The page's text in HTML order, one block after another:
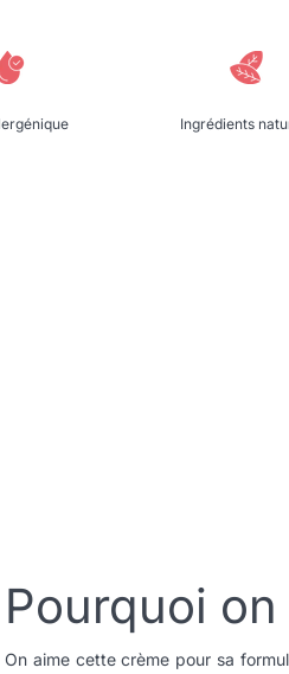
Ingrédients
Pourquoi on
On aime cette crème pour sa